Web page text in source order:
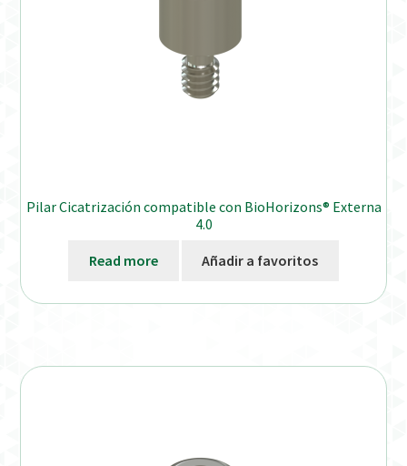
Pilar Cicatrización compatible con BioHorizons® Externa
4.0
Read more Añadir a favoritos